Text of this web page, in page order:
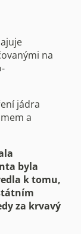
na
jádra
a
byla
k tomu,
za krvavý